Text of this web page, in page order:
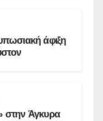
άφιξη
στην Άγκυρα